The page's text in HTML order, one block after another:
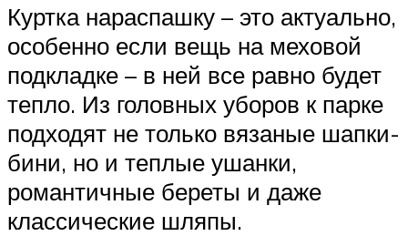
Куртка нараспашку – это актуально,
особенно если вещь на меховой
подкладке – в ней все равно будет
тепло. Из головных уборов к парке
подходят не только вязаные шапки-
бини, но и теплые ушанки,
романтичные береты и даже
классические шляпы.